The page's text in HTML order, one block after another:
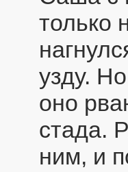
только
узду.
оно
стада.
ним, и